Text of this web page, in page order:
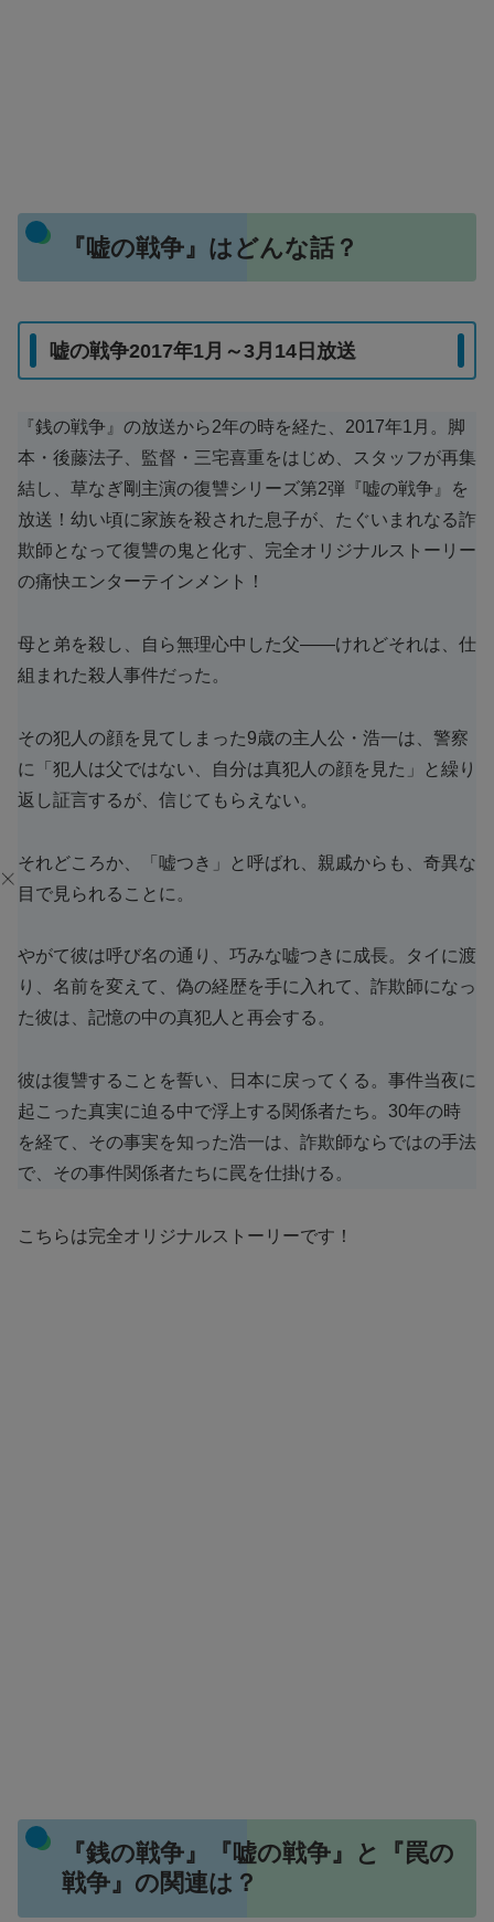
『嘘の戦争』はどんな話？
嘘の戦争2017年1月～3月14日放送
『銭の戦争』の放送から2年の時を経た、2017年1月。脚
本・後藤法子、監督・三宅喜重をはじめ、スタッフが再集
結し、草なぎ剛主演の復讐シリーズ第2弾『嘘の戦争』を
放送！幼い頃に家族を殺された息子が、たぐいまれなる詐
欺師となって復讐の鬼と化す、完全オリジナルストーリー
の痛快エンターテインメント！
母と弟を殺し、自ら無理心中した父――けれどそれは、仕
組まれた殺人事件だった。
その犯人の顔を見てしまった9歳の主人公・浩一は、警察
に「犯人は父ではない、自分は真犯人の顔を見た」と繰り
返し証言するが、信じてもらえない。
それどころか、「嘘つき」と呼ばれ、親戚からも、奇異な
目で見られることに。
やがて彼は呼び名の通り、巧みな嘘つきに成長。タイに渡
り、名前を変えて、偽の経歴を手に入れて、詐欺師になっ
た彼は、記憶の中の真犯人と再会する。
彼は復讐することを誓い、日本に戻ってくる。事件当夜に
起こった真実に迫る中で浮上する関係者たち。30年の時
を経て、その事実を知った浩一は、詐欺師ならではの手法
で、その事件関係者たちに罠を仕掛ける。
こちらは完全オリジナルストーリーです！
『銭の戦争』『嘘の戦争』と『罠の
戦争』の関連は？